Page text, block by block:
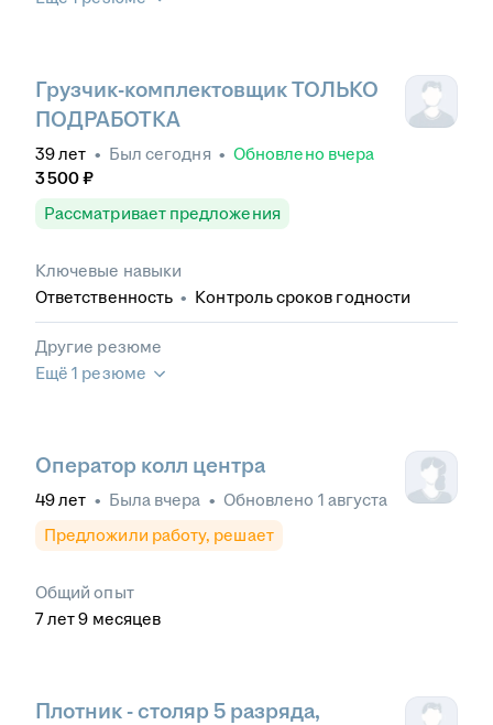
Грузчик-комплектовщик ТОЛЬКО
ПОДРАБОТКА
39лет • Был сегодня • Обновлено вчера
3 500 ₽
Рассматривает предложения
Ключевые навыки
Ответственность • Контроль сроков годности
Другие резюме
Ещё 1 резюме
Оператор колл центра
49лет • Была вчера • Обновлено 1 августа
Предложили работу, решает
Общий опыт
7лет 9 месяцев
Плотник - столяр 5 разряда,